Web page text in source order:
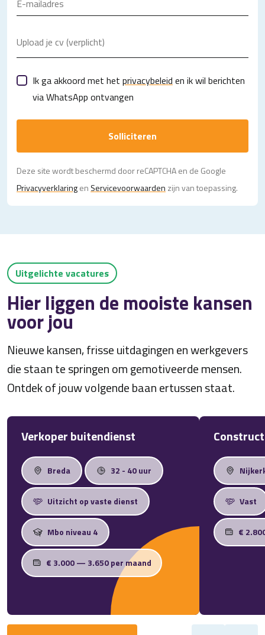
Upload je cv (verplicht)
Ik ga akkoord met het privacybeleid en ik wil berichten
via WhatsApp ontvangen
Solliciteren
Deze site wordt beschermd door reCAPTCHA en de Google
Privacy­verklaringen Servicevoorwaarden zijn van toepassing.
Uitgelichte vacatures
Hier liggen de mooiste kansen
voor jou
Nieuwe kansen, frisse uitdagingen en werkgevers
die staan te springen om gemotiveerde mensen.
Ontdek of jouw volgende baan ertussen staat.
Verkoper buitendienst
Breda 32 - 40 uur
Uitzicht op vaste dienst
Mbo niveau 4
€ 3.000 — 3.650 per maand
Vast
€